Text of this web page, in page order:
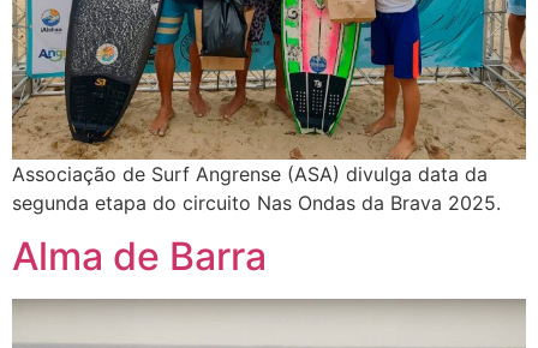
Associação de Surf Angrense (ASA) divulga data da
segunda etapa do circuito Nas Ondas da Brava 2025.
Alma de Barra